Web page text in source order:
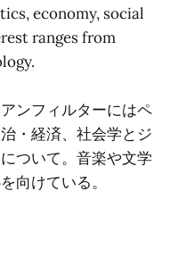
economy, social
ranges from
ンフィルターにはペ
・経済、社会学とジ
ついて。音楽や文学
向けている。